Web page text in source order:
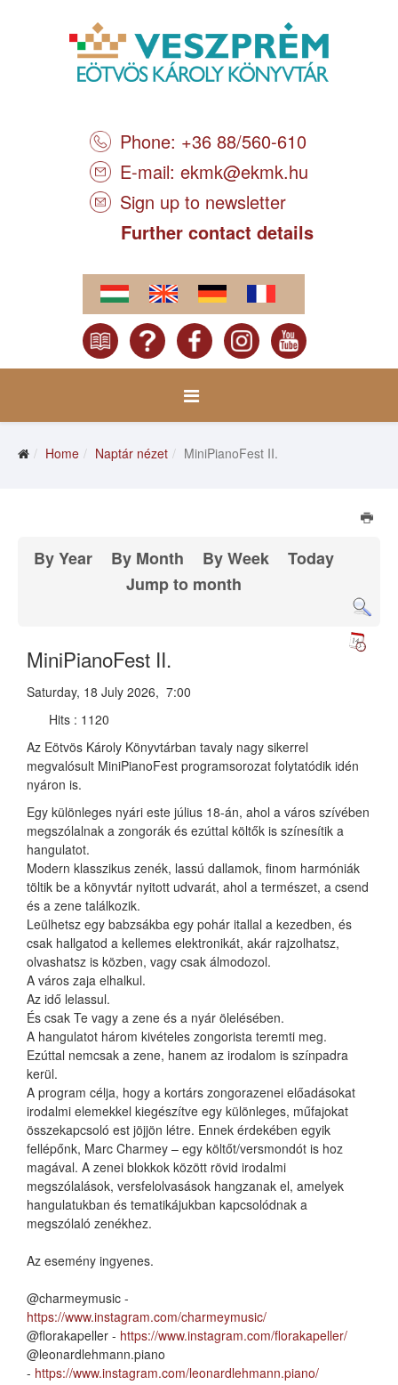
Phone: +36 88/560-610
E-mail: ekmk@ekmk.hu
Sign up to newsletter
Further contact details
Home Naptár nézet MiniPianoFest II.
By Year By Month By Week
Today
Jump to month
MiniPianoFest II.
Saturday, 18 July 2026, 7:00
Hits : 1120
Az Eötvös Károly Könyvtárban tavaly nagy sikerrel
megvalósult MiniPianoFest programsorozat folytatódik idén
nyáron is.
Egy különleges nyári este július 18-án, ahol a város szívében
megszólalnak a zongorák és ezúttal költők is színesítik a
hangulatot.
Modern klasszikus zenék, lassú dallamok, finom harmóniák
töltik be a könyvtár nyitott udvarát, ahol a természet, a csend
és a zene találkozik.
Leülhetsz egy babzsákba egy pohár itallal a kezedben, és
csak hallgatod a kellemes elektronikát, akár rajzolhatsz,
olvashatsz is közben, vagy csak álmodozol.
A város zaja elhalkul.
Az idő lelassul.
És csak Te vagy a zene és a nyár ölelésében.
A hangulatot három kivételes zongorista teremti meg.
Ezúttal nemcsak a zene, hanem az irodalom is színpadra
kerül.
A program célja, hogy a kortárs zongorazenei előadásokat
irodalmi elemekkel kiegészítve egy különleges, műfajokat
összekapcsoló est jöjjön létre. Ennek érdekében egyik
fellépőnk, Marc Charmey – egy költőt/versmondót is hoz
magával. A zenei blokkok között rövid irodalmi
megszólalások, versfelolvasások hangzanak el, amelyek
hangulatukban és tematikájukban kapcsolódnak a
megszólaló zenékhez.
Az esemény ingyenes.
@charmeymusic -
https://www.instagram.com/charmeymusic/
@florakapeller - https://www.instagram.com/florakapeller/
@leonardlehmann.piano
- https://www.instagram.com/leonardlehmann.piano/